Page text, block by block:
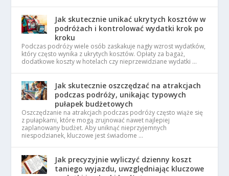
Jak skutecznie unikać ukrytych kosztów w
podróżach i kontrolować wydatki krok po
kroku
Podczas podróży wiele osób zaskakuje nagły wzrost wydatków,
który często wynika z ukrytych kosztów. Opłaty za bagaż,
dodatkowe koszty w hotelach czy nieprzewidziane wydatki …
Jak skutecznie oszczędzać na atrakcjach
podczas podróży, unikając typowych
pułapek budżetowych
Oszczędzanie na atrakcjach podczas podróży często wiąże się
z pułapkami, które mogą zrujnować nawet najlepiej
zaplanowany budżet. Aby uniknąć nieprzyjemnych
niespodzianek, kluczowe jest świadome …
Jak precyzyjnie wyliczyć dzienny koszt
taniego wyjazdu, uwzględniając kluczowe